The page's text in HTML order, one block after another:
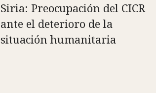
Siria: Preocupación del CICR
ante el deterioro de la
situación humanitaria